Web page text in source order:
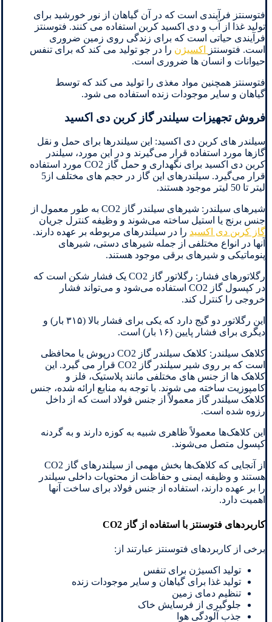
فتوسنتز فرآیندی است که در آن گیاهان از نور خورشید برای
تولید غذا از آب و دی اکسید کربن استفاده می کنند. فتوسنتز
فرآیندی حیاتی است که برای زندگی روی زمین ضروری
است. فتوسنتز
اکسیژن را در جو تولید می کند که برای تنفس
حیوانات و انسان ها ضروری است.
فتوسنتز همچنین مواد مغذی را تولید می کند که توسط
گیاهان و سایر موجودات زنده استفاده می شود.
فروش تجهیزات سیلندر گاز کربن دی اکسید
سیلندر های کربن دی اکسید: این سیلندرها برای حمل و نقل
گازها مورد استفاده قرار می‌گیرند و در این مورد، سیلندر
کربن دی اکسید برای نگهداری و حمل گاز CO2 مورد استفاده
قرار می‌گیرد. سیلندرهای این گاز در حجم های مختلف از5
لیتر تا 50 لیتر موجود هستند.
شیرهای سیلندر: شیرهای سیلندر گاز CO2 به طور معمول از
جنس برنج یا استیل ساخته می‌شوند و وظیفه کنترل جریان
گاز کربن دی اکسید را در سیلندرهای مربوطه بر عهده دارند.
آنها در انواع مختلفی از جمله شیرهای دستی، شیرهای
پنوماتیکی و شیرهای برقی موجود هستند.
رگلاتورهای فشار: رگلاتور گاز CO2 یک فشار شکن است که
در کپسول گاز CO2 استفاده می‌شود و می‌تواند فشار
خروجی را کنترل کند.
این رگلاتور دو گیج دارد که یکی برای فشار بالا (۳۱۵ بار) و
دیگری برای فشار پایین (۱۶ بار) است.
کلاهک سیلندر: کلاهک سیلندر گاز CO2 درپوش یا محافظی
است که بر روی شیر سیلندر گاز CO2 قرار می گیرد. این
کلاهک ها از جنس های مختلفی مانند پلاستیک، فلز و
کامپوزیت ساخته می شوند. با توجه به منابع ارائه شده، جنس
کلاهک سیلندر گاز معمولاً از جنس فولاد است که از داخل
رزوه شده است.
این کلاهک‌ها معمولاً ظاهری شبیه به کوزه دارند و به گردنه
کپسول متصل می‌شوند.
از آنجایی که کلاهک‌ها بخش مهمی از سیلندرهای گاز CO2
هستند و وظیفه ایمنی و حفاظت از محتویات داخلی سیلندر
را بر عهده دارند، استفاده از جنس فولاد برای ساخت آنها
اهمیت دارد.
کاربردهای فتوسنتز با استفاده از گاز CO2
برخی از کاربردهای فتوسنتز عبارتند از:
تولید اکسیژن برای تنفس
تولید غذا برای گیاهان و سایر موجودات زنده
تنظیم دمای زمین
جلوگیری از فرسایش خاک
جذب آلودگی هوا